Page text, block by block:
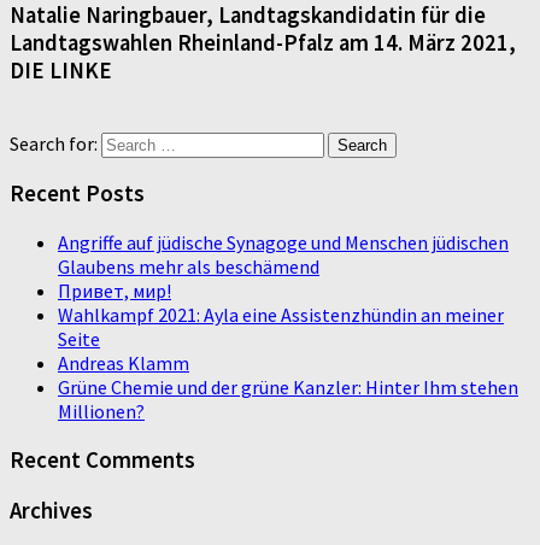
Natalie Naringbauer, Landtagskandidatin für die
Landtagswahlen Rheinland-Pfalz am 14. März 2021,
DIE LINKE
Search for:
Recent Posts
Angriffe auf jüdische Synagoge und Menschen jüdischen
Glaubens mehr als beschämend
Привет, мир!
Wahlkampf 2021: Ayla eine Assistenzhündin an meiner
Seite
Andreas Klamm
Grüne Chemie und der grüne Kanzler: Hinter Ihm stehen
Millionen?
Recent Comments
Archives